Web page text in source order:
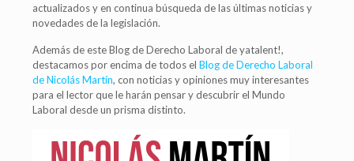
actualizados y en continua búsqueda de las últimas noticias y
novedades de la legislación.
Además de este Blog de Derecho Laboral de yatalent!,
destacamos por encima de todos el Blog de Derecho Laboral
de Nicolás Martín, con noticias y opiniones muy interesantes
para el lector que le harán pensar y descubrir el Mundo
Laboral desde un prisma distinto.